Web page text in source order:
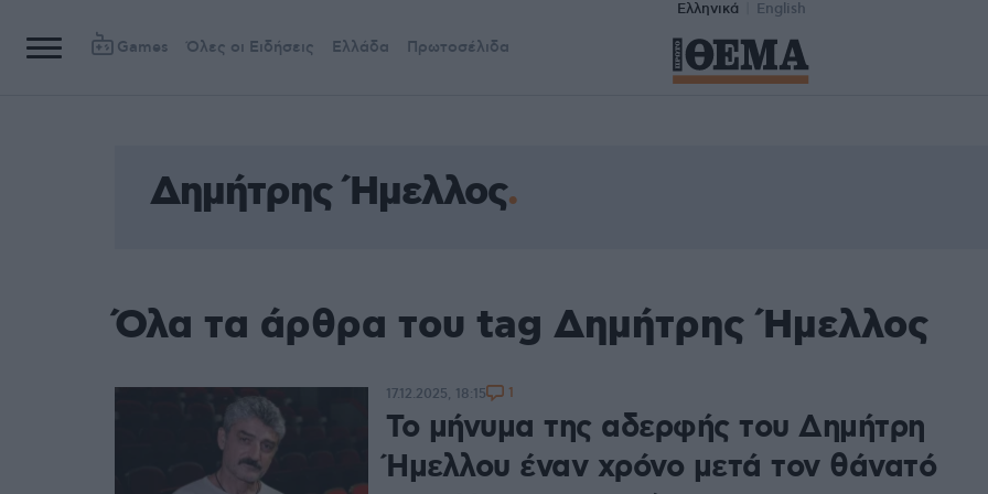
Ελληνικά English
Games Όλες οι Ειδήσεις Ελλάδα Πρωτοσέλιδα
Δημήτρης Ήμελλος
Όλα τα άρθρα του tag Δημήτρης Ήμελλος
Το μήνυμα της αδερφής του Δημήτρη
Ήμελλου έναν χρόνο μετά τον θάνατό
17.12.2025, 18:15 1